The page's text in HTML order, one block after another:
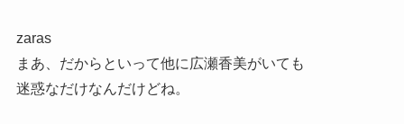
zaras
まあ、だからといって他に広瀬香美がいても
迷惑なだけなんだけどね。